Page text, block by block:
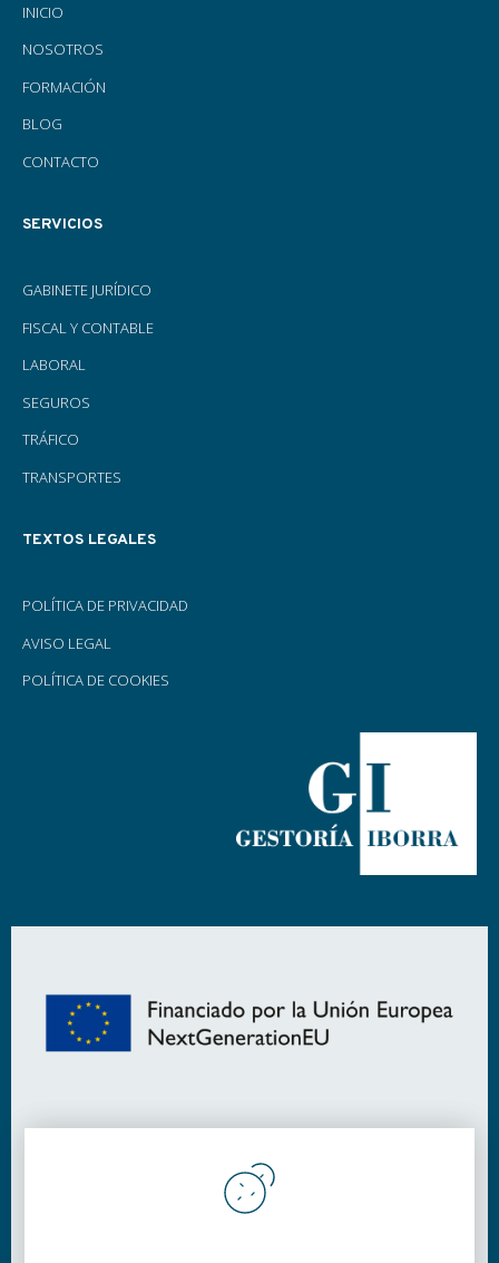
INICIO
NOSOTROS
FORMACIÓN
BLOG
CONTACTO
SERVICIOS
GABINETE JURÍDICO
FISCAL Y CONTABLE
LABORAL
SEGUROS
TRÁFICO
TRANSPORTES
TEXTOS LEGALES
POLÍTICA DE PRIVACIDAD
AVISO LEGAL
POLÍTICA DE COOKIES